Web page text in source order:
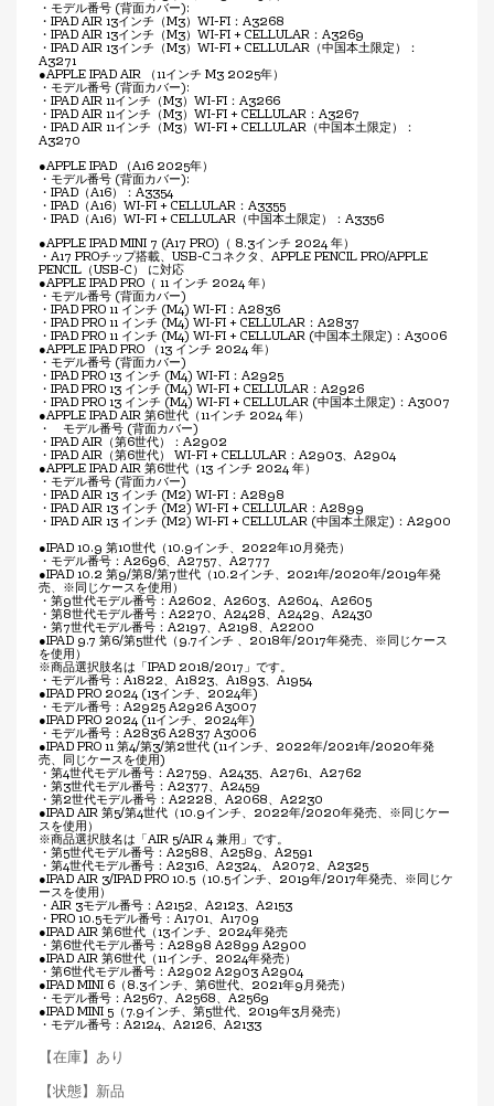
・モデル番号 (背面カバー):
・IPAD AIR 13インチ（M3）WI-FI：A3268
・IPAD AIR 13インチ（M3）WI-FI + CELLULAR：A3269
・IPAD AIR 13インチ（M3）WI-FI + CELLULAR（中国本土限定）：
A3271
●APPLE IPAD AIR （11インチ M3 2025年）
・モデル番号 (背面カバー):
・IPAD AIR 11インチ（M3）WI-FI：A3266
・IPAD AIR 11インチ（M3）WI-FI + CELLULAR：A3267
・IPAD AIR 11インチ（M3）WI-FI + CELLULAR（中国本土限定）：
A3270
●APPLE IPAD （A16 2025年）
・モデル番号 (背面カバー):
・IPAD（A16）：A3354
・IPAD（A16）WI-FI + CELLULAR：A3355
・IPAD（A16）WI-FI + CELLULAR（中国本土限定）：A3356
●APPLE IPAD MINI 7 (A17 PRO)（ 8.3インチ 2024 年）
・A17 PROチップ搭載、USB-Cコネクタ、APPLE PENCIL PRO/APPLE
PENCIL（USB-C） に対応
●APPLE IPAD PRO（ 11 インチ 2024 年）
・モデル番号 (背面カバー)
・IPAD PRO 11 インチ (M4) WI-FI：A2836
・IPAD PRO 11 インチ (M4) WI-FI + CELLULAR：A2837
・IPAD PRO 11 インチ (M4) WI-FI + CELLULAR (中国本土限定)：A3006
●APPLE IPAD PRO （13 インチ 2024 年）
・モデル番号 (背面カバー)
・IPAD PRO 13 インチ (M4) WI-FI：A2925
・IPAD PRO 13 インチ (M4) WI-FI + CELLULAR：A2926
・IPAD PRO 13 インチ (M4) WI-FI + CELLULAR (中国本土限定)：A3007
●APPLE IPAD AIR 第6世代（11インチ 2024 年）
・ モデル番号 (背面カバー)
・IPAD AIR（第6世代）：A2902
・IPAD AIR（第6世代） WI-FI + CELLULAR：A2903、A2904
●APPLE IPAD AIR 第6世代（13 インチ 2024 年）
・モデル番号 (背面カバー)
・IPAD AIR 13 インチ (M2) WI-FI：A2898
・IPAD AIR 13 インチ (M2) WI-FI + CELLULAR：A2899
・IPAD AIR 13 インチ (M2) WI-FI + CELLULAR (中国本土限定)：A2900
●IPAD 10.9 第10世代（10.9インチ、2022年10月発売）
・モデル番号：A2696、A2757、A2777
●IPAD 10.2 第9/第8/第7世代（10.2インチ、2021年/2020年/2019年発
売、※同じケースを使用）
・第9世代モデル番号：A2602、A2603、A2604、A2605
・第8世代モデル番号：A2270、A2428、A2429、A2430
・第7世代モデル番号：A2197、A2198、A2200
●IPAD 9.7 第6/第5世代（9.7インチ 、2018年/2017年発売、※同じケース
を使用）
※商品選択肢名は「IPAD 2018/2017」です。
・モデル番号：A1822、A1823、A1893、A1954
●IPAD PRO 2024 (13インチ、2024年)
・モデル番号：A2925 A2926 A3007
●IPAD PRO 2024 (11インチ、2024年)
・モデル番号：A2836 A2837 A3006
●IPAD PRO 11 第4/第3/第2世代 (11インチ、2022年/2021年/2020年発
売、同じケースを使用)
・第4世代モデル番号：A2759、A2435、A2761、A2762
・第3世代モデル番号：A2377、A2459
・第2世代モデル番号：A2228、A2068、A2230
●IPAD AIR 第5/第4世代（10.9インチ、2022年/2020年発売、※同じケー
スを使用）
※商品選択肢名は「AIR 5/AIR 4 兼用」です。
・第5世代モデル番号：A2588、A2589、A2591
・第4世代モデル番号：A2316、A2324、 A2072、A2325
●IPAD AIR 3/IPAD PRO 10.5（10.5インチ、2019年/2017年発売、※同じケ
ースを使用）
・AIR 3モデル番号：A2152、A2123、A2153
・PRO 10.5モデル番号：A1701、A1709
●IPAD AIR 第6世代（13インチ、2024年発売
・第6世代モデル番号：A2898 A2899 A2900
●IPAD AIR 第6世代（11インチ、2024年発売）
・第6世代モデル番号：A2902 A2903 A2904
●IPAD MINI 6（8.3インチ、第6世代、2021年9月発売）
・モデル番号：A2567、A2568、A2569
●IPAD MINI 5（7.9インチ、第5世代、2019年3月発売）
・モデル番号：A2124、A2126、A2133
【在庫】あり
【状態】新品